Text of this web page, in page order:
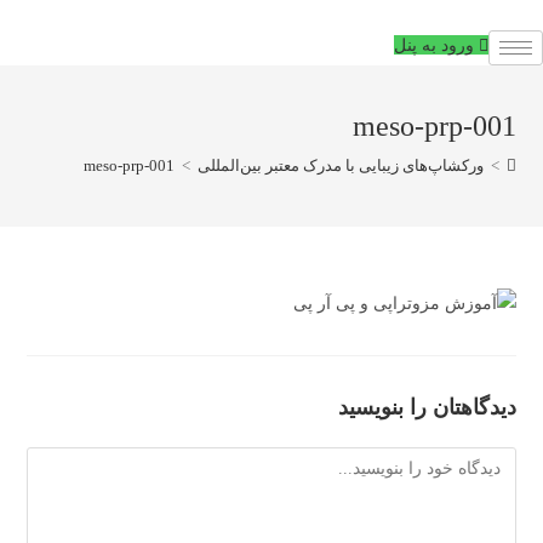
به
ورود به پنل
meso-prp-001
> ورکشاپ‌های زیبایی با مدرک معتبر بین‌المللی >
meso-prp-001
دیدگاهتان را بنویسید
دیدگاه